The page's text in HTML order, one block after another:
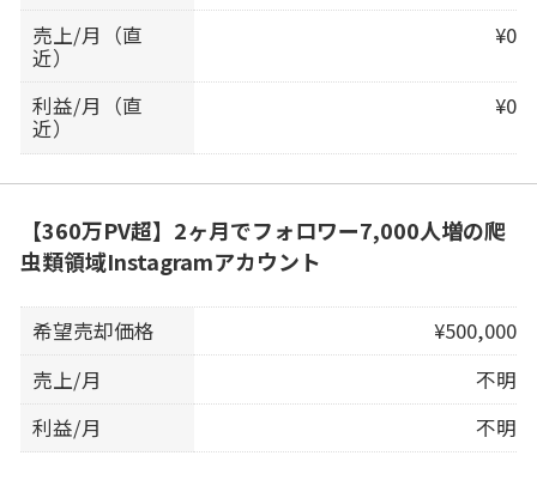
売上/月（直
近）
¥0
利益/月（直
近）
¥0
【360万PV超】2ヶ月でフォロワー7,000人増の爬
虫類領域Instagramアカウント
希望売却価格
¥500,000
売上/月
不明
利益/月
不明